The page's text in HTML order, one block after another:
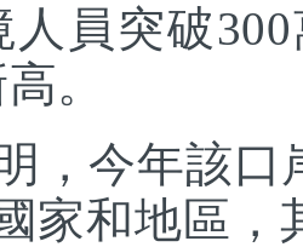
人員突破
。
今年該口
家和地區，